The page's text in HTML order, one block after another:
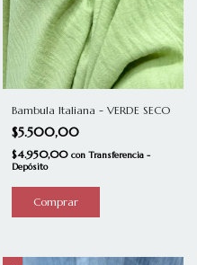
Bambula Italiana - VERDE SECO
$5.500,00
$4.950,00 con Transferencia -
Depósito